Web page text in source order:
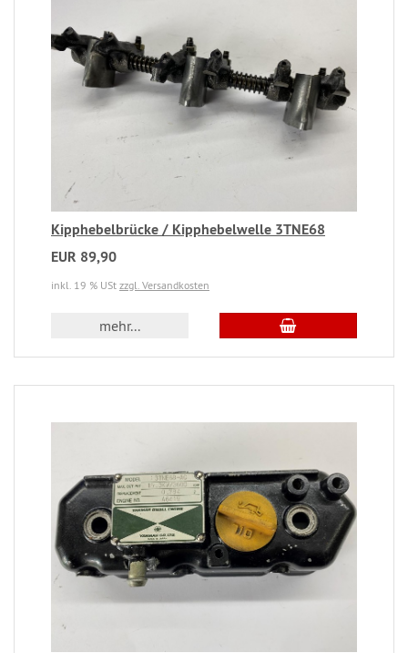
Kipphebelbrücke / Kipphebelwelle 3TNE68
EUR 89,90
inkl. 19 % USt zzgl. Versandkosten
mehr...